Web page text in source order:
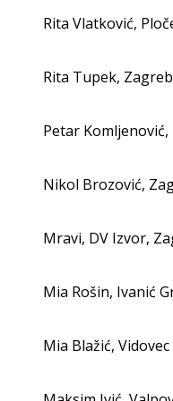
Rita Vlatković,
Rita Tupek,
Petar
Nikol Brozović,
Mravi, DV Izvor,
Mia Rošin, Ivanić
Mia Blažić,